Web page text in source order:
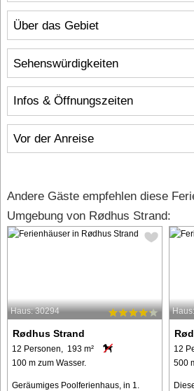
Über das Gebiet
Infos & Öffnungszeiten
Vor der Anreise
Sehenswürdigkeiten
Andere Gäste empfehlen diese
Umgebung von Rødhus Strand:
Haus: 30294
Rødhus Strand
12 Personen, 193 m²
100 m zum Wasser.
Geräumiges Poolferienhaus, in 1.
12
500